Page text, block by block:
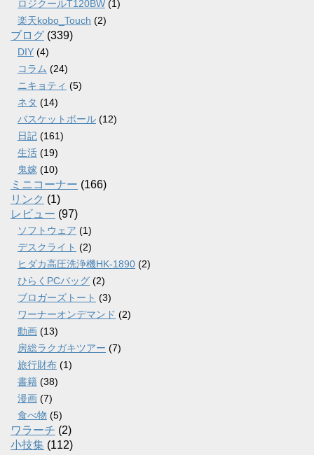
ロジクールT120BW (1)
楽天kobo_Touch (2)
ブログ (339)
DIY (4)
コラム (24)
ニキョティ (5)
ネタ (14)
バスケットボール (12)
日記 (161)
生活 (19)
鬼嫁 (10)
ミニコーナー (166)
リンク (1)
レビュー (97)
ソフトウェア (1)
デスクライト (2)
ヒダカ高圧洗浄機HK-1890 (2)
ひらくPCバッグ (2)
ブロガーズトート (3)
ワーナーオンデマンド (2)
動画 (13)
房総ラクガキツアー (7)
旅行財布 (1)
書籍 (38)
漫画 (7)
食べ物 (5)
ワラーチ (2)
小技集 (112)